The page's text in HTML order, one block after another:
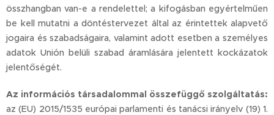
összhangban van-e a rendelettel; a kifogásban egyértelműen
be kell mutatni a döntéstervezet által az érintettek alapvető
jogaira és szabadságaira, valamint adott esetben a személyes
adatok Unión belüli szabad áramlására jelentett kockázatok
jelentőségét.
Az információs társadalommal összefüggő szolgáltatás:
az (EU) 2015/1535 európai parlamenti és tanácsi irányelv (19) 1.